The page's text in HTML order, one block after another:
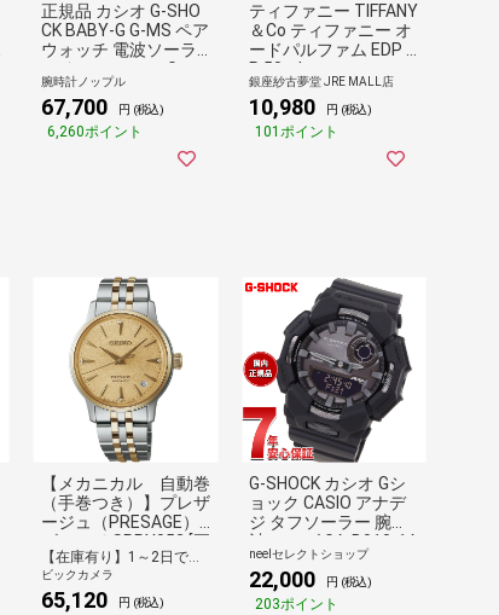
正規品 カシオ G-SHO
CK BABY-G G-MS ペア
ウォッチ 電波ソーラ
ー タフソーラー Gシ
ョック ベビーG 光充
電 止まらない 最強ペ
ア アナデジ ブラック
ホワイト 誕生日 記念
日 カップル プレゼン
腕時計ノップル
67,700 円 (税込)
6,260ポイント
ティファニー TIFFANY
＆Co ティファニー オ
ードパルファム EDP S
P 50ml
銀座紗古夢堂 JRE MALL店
10,980 円 (税込)
101ポイント
【メカニカル 自動巻
（手巻つき）】プレザ
ージュ（PRESAGE）
ゴールド SRRY052 [正
規品]
【在庫有り】1～2日で出荷予定(日付指定可)
ビックカメラ
65,120 円 (税込)
G-SHOCK カシオ Gシ
ョック CASIO アナデ
ジ タフソーラー 腕時
計 メンズ GA-B010-1A
1JF スマートフォンリ
ンク
neelセレクトショップ
22,000 円 (税込)
203ポイント